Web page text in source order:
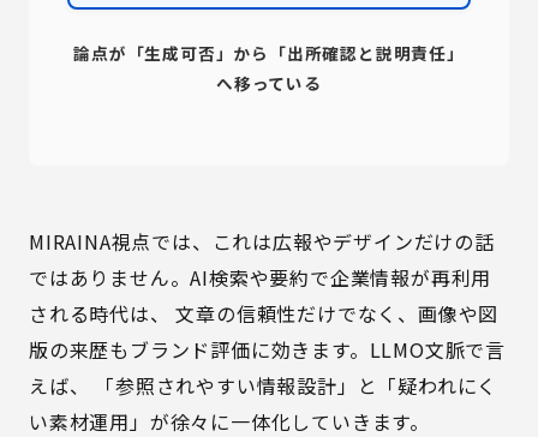
論点が「生成可否」から「出所確認と説明責任」
へ移っている
MIRAINA視点では、これは広報やデザインだけの話
ではありません。AI検索や要約で企業情報が再利用
される時代は、 文章の信頼性だけでなく、画像や図
版の来歴もブランド評価に効きます。LLMO文脈で言
えば、 「参照されやすい情報設計」と「疑われにく
い素材運用」が徐々に一体化していきます。